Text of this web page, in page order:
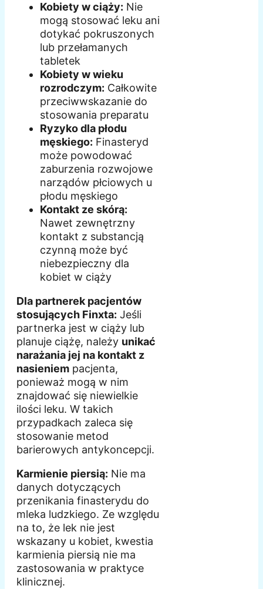
Kobiety w ciąży: Nie
mogą stosować leku ani
dotykać pokruszonych
lub przełamanych
tabletek
Kobiety w wieku
rozrodczym: Całkowite
przeciwwskazanie do
stosowania preparatu
Ryzyko dla płodu
męskiego: Finasteryd
może powodować
zaburzenia rozwojowe
narządów płciowych u
płodu męskiego
Kontakt ze skórą:
Nawet zewnętrzny
kontakt z substancją
czynną może być
niebezpieczny dla
kobiet w ciąży
Dla partnerek pacjentów
stosujących Finxta: Jeśli
partnerka jest w ciąży lub
planuje ciążę, należy unikać
narażania jej na kontakt z
nasieniem pacjenta,
ponieważ mogą w nim
znajdować się niewielkie
ilości leku. W takich
przypadkach zaleca się
stosowanie metod
barierowych antykoncepcji.
Karmienie piersią: Nie ma
danych dotyczących
przenikania finasterydu do
mleka ludzkiego. Ze względu
na to, że lek nie jest
wskazany u kobiet, kwestia
karmienia piersią nie ma
zastosowania w praktyce
klinicznej.